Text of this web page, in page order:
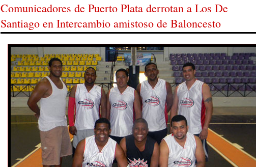
Comunicadores de Puerto Plata derrotan a Los De